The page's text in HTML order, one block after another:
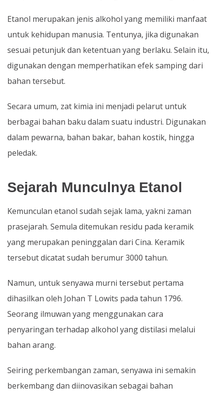
Etanol merupakan jenis alkohol yang memiliki manfaat
untuk kehidupan manusia. Tentunya, jika digunakan
sesuai petunjuk dan ketentuan yang berlaku. Selain itu,
digunakan dengan memperhatikan efek samping dari
bahan tersebut.
Secara umum, zat kimia ini menjadi pelarut untuk
berbagai bahan baku dalam suatu industri. Digunakan
dalam pewarna, bahan bakar, bahan kostik, hingga
peledak.
Sejarah Munculnya Etanol
Kemunculan etanol sudah sejak lama, yakni zaman
prasejarah. Semula ditemukan residu pada keramik
yang merupakan peninggalan dari Cina. Keramik
tersebut dicatat sudah berumur 3000 tahun.
Namun, untuk senyawa murni tersebut pertama
dihasilkan oleh Johan T Lowits pada tahun 1796.
Seorang ilmuwan yang menggunakan cara
penyaringan terhadap alkohol yang distilasi melalui
bahan arang.
Seiring perkembangan zaman, senyawa ini semakin
berkembang dan diinovasikan sebagai bahan